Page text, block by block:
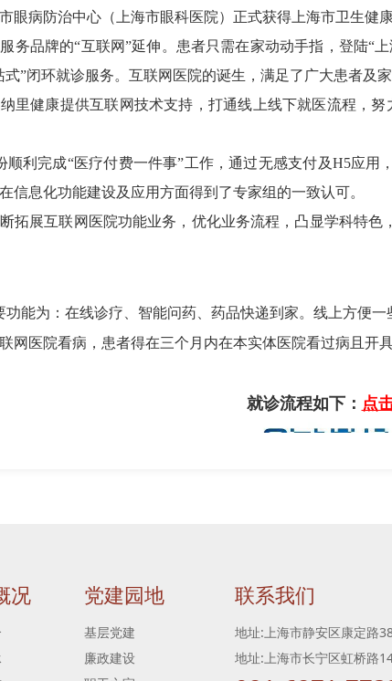
眼病防治中心（上海市眼科医院）正式获得上海市卫生健
务品牌的“互联网”延伸。 患者只需在家动动手指，登陆“
”闭环就诊服务。互联网医院的诞生，满足了广大患者及
里健康提供互联网技术支持，打通线上线下就医流程，努
顺利完成“医疗付费一件事”工作，通过无感支付及H5应
信息化功能建设及应用方面得到了专家组的一致认可。
拓展互联网医院功能业务，优化业务流程，凸显学科特
功能为：在线诊疗、智能问药、药品快递到家。线上方便
网医院看病，患者得在三个月内在本实体医院看过病且开
就诊流程如下： 点
互联网医院登录
况 党建园地
基层党建
廉政建设
联系我们
地址:上海市静安区康定路
地址:上海市长宁区虹桥路